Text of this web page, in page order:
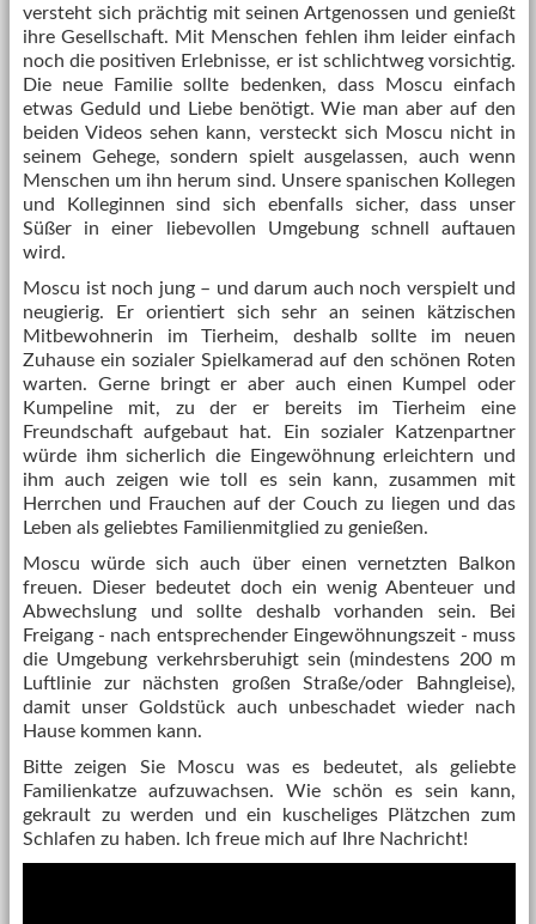
versteht sich prächtig mit seinen Artgenossen und genießt
ihre Gesellschaft. Mit Menschen fehlen ihm leider einfach
noch die positiven Erlebnisse, er ist schlichtweg vorsichtig.
Die neue Familie sollte bedenken, dass Moscu einfach
etwas Geduld und Liebe benötigt. Wie man aber auf den
beiden Videos sehen kann, versteckt sich Moscu nicht in
seinem Gehege, sondern spielt ausgelassen, auch wenn
Menschen um ihn herum sind. Unsere spanischen Kollegen
und Kolleginnen sind sich ebenfalls sicher, dass unser
Süßer in einer liebevollen Umgebung schnell auftauen
wird.
Moscu ist noch jung – und darum auch noch verspielt und
neugierig. Er orientiert sich sehr an seinen kätzischen
Mitbewohnerin im Tierheim, deshalb sollte im neuen
Zuhause ein sozialer Spielkamerad auf den schönen Roten
warten. Gerne bringt er aber auch einen Kumpel oder
Kumpeline mit, zu der er bereits im Tierheim eine
Freundschaft aufgebaut hat. Ein sozialer Katzenpartner
würde ihm sicherlich die Eingewöhnung erleichtern und
ihm auch zeigen wie toll es sein kann, zusammen mit
Herrchen und Frauchen auf der Couch zu liegen und das
Leben als geliebtes Familienmitglied zu genießen.
Moscu würde sich auch über einen vernetzten Balkon
freuen. Dieser bedeutet doch ein wenig Abenteuer und
Abwechslung und sollte deshalb vorhanden sein. Bei
Freigang - nach entsprechender Eingewöhnungszeit - muss
die Umgebung verkehrsberuhigt sein (mindestens 200 m
Luftlinie zur nächsten großen Straße/oder Bahngleise),
damit unser Goldstück auch unbeschadet wieder nach
Hause kommen kann.
Bitte zeigen Sie Moscu was es bedeutet, als geliebte
Familienkatze aufzuwachsen. Wie schön es sein kann,
gekrault zu werden und ein kuscheliges Plätzchen zum
Schlafen zu haben. Ich freue mich auf Ihre Nachricht!